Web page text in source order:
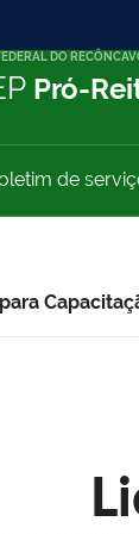
DO
Pró-
de